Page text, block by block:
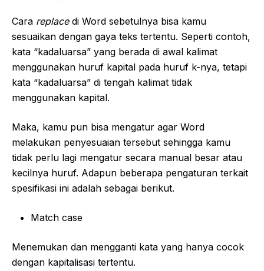
Cara replace di Word sebetulnya bisa kamu
sesuaikan dengan gaya teks tertentu. Seperti contoh,
kata “kadaluarsa” yang berada di awal kalimat
menggunakan huruf kapital pada huruf k-nya, tetapi
kata “kadaluarsa” di tengah kalimat tidak
menggunakan kapital.
Maka, kamu pun bisa mengatur agar Word
melakukan penyesuaian tersebut sehingga kamu
tidak perlu lagi mengatur secara manual besar atau
kecilnya huruf. Adapun beberapa pengaturan terkait
spesifikasi ini adalah sebagai berikut.
Match case
Menemukan dan mengganti kata yang hanya cocok
dengan kapitalisasi tertentu.